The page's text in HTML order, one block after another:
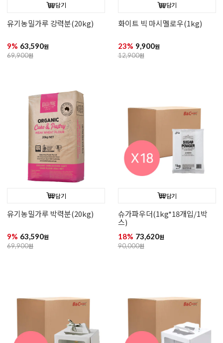
담기
유기농밀가루 강력분(20kg)
9% 63,590원
69,900원
담기
화이트 빅 마시멜로우(1kg)
23% 9,900원
12,900원
담기
유기농밀가루 박력분(20kg)
9% 63,590원
69,900원
담기
슈가파우더(1kg*18개입/1박
스)
18% 73,620원
90,000원